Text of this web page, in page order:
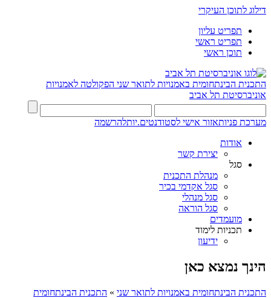
דילוג לתוכן העיקרי
תפריט עליון
תפריט ראשי
תוכן ראשי
התכנית הבינתחומית באמנויות לתואר שני הפקולטה לאמנויות
אוניברסיטת תל אביב
מערכת פניותאזור אישי לסטודנטים.יותלהרשמה
אודות
יצירת קשר
סגל
מנהלת התכנית
סגל אקדמי בכיר
סגל מנהלי
סגל הוראה
מועמדים
תכניות לימוד
ידיעון
הינך נמצא כאן
התכנית הבינתחומית באמנויות לתואר שני » התכנית הבינתחומית